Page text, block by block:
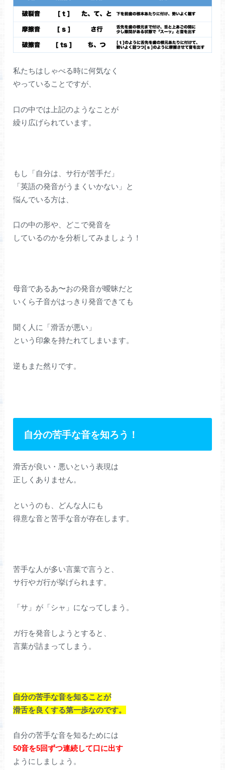
私たちはしゃべる時に何気なく
やっていることですが、
口の中では上記のようなことが
繰り広げられています。
もし「自分は、サ行が苦手だ」
「英語の発音がうまくいかない」と
悩んでいる方は、
口の中の形や、どこで発音を
しているのかを分析してみましょう！
母音であるあ〜おの発音が曖昧だと
いくら子音がはっきり発音できても
聞く人に「滑舌が悪い」
という印象を持たれてしまいます。
逆もまた然りです。
自分の苦手な音を知ろう！
滑舌が良い・悪いという表現は
正しくありません。
というのも、どんな人にも
得意な音と苦手な音が存在します。
苦手な人が多い言葉で言うと、
サ行やガ行が挙げられます。
「サ」が「シャ」になってしまう。
ガ行を発音しようとすると、
言葉が詰まってしまう。
自分の苦手な音を知ることが
滑舌を良くする第一歩なのです。
自分の苦手な音を知るためには
50音を5回ずつ連続して口に出す
ようにしましょう。